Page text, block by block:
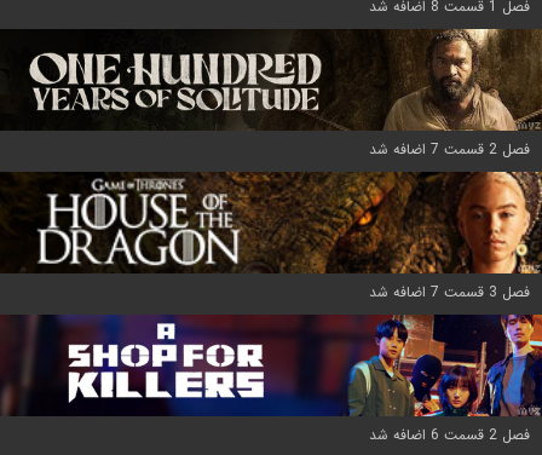
فصل 1 قسمت 8 اضافه شد
فصل 2 قسمت 7 اضافه شد
فصل 3 قسمت 7 اضافه شد
فصل 2 قسمت 6 اضافه شد